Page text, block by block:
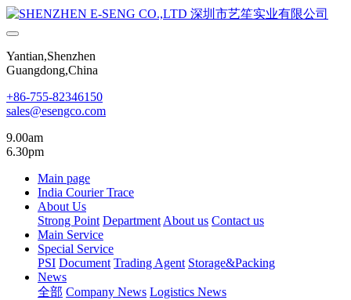
Yantian,Shenzhen
Guangdong,China
+86-755-82346150
sales@esengco.com
9.00am
6.30pm
Main page
India Courier Trace
About Us
Strong Point Department About us Contact us
Main Service
Special Service
PSI Document Trading Agent Storage&Packing
News
全部 Company News Logistics News